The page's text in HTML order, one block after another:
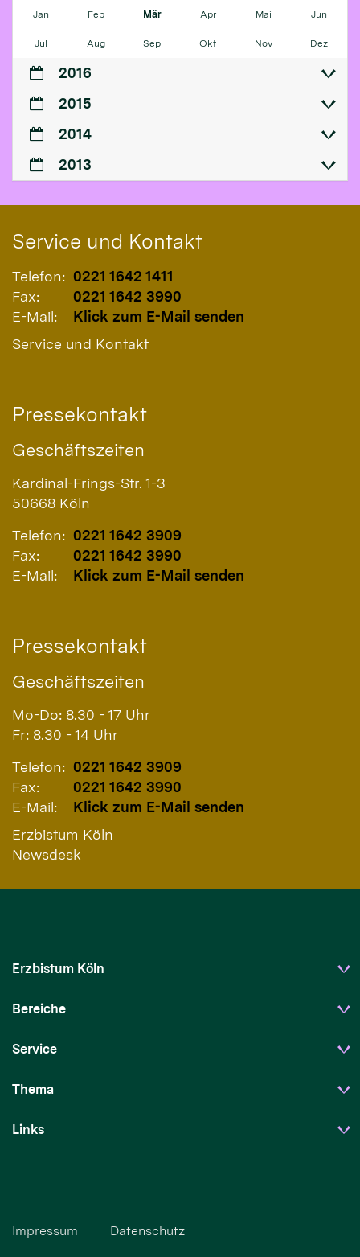
Jan Feb Mär Apr Mai Jun
Jul Aug Sep Okt Nov Dez
2016
2015
2014
2013
Service und Kontakt
Telefon: 0221 1642 1411
Fax:
0221 1642 3990
E-Mail:
Klick zum E-Mail senden
Service und Kontakt
Pressekontakt
Geschäftszeiten
Kardinal-Frings-Str. 1-3
50668 Köln
Telefon: 0221 1642 3909
Fax:
0221 1642 3990
E-Mail:
Klick zum E-Mail senden
Pressekontakt
Geschäftszeiten
Mo-Do: 8.30 - 17 Uhr
Fr: 8.30 - 14 Uhr
Telefon: 0221 1642 3909
Fax:
0221 1642 3990
E-Mail:
Klick zum E-Mail senden
Erzbistum Köln
Newsdesk
Erzbistum Köln
Bereiche
Service
Thema
Links
Impressum Datenschutz